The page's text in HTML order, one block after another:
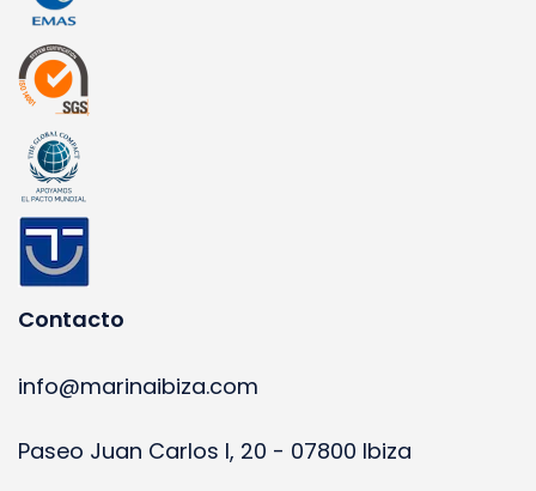
Contacto
info@marinaibiza.com
Paseo Juan Carlos I, 20 - 07800 Ibiza